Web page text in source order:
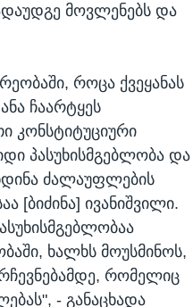
მოვლენებს და
როცა ქვეყანას
ჩაარტყეს
კონსტიტუციური
პასუხისმგებლობა და
ძალაუფლების
[ბიძინა] ივანიშვილი.
ხალხს მოუსმინოს,
რომელიც
- განაცხადა